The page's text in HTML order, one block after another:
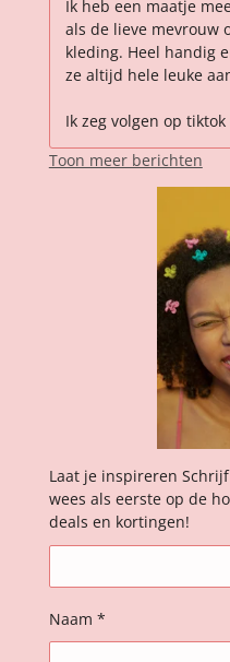
Ik heb een maatje
als de lieve mevrouw
kleding. Heel handig
ze altijd hele leuke
Ik zeg volgen op
Toon meer berichten
Laat je inspireren
wees als eerste op de
deals en kortingen!
Naam *